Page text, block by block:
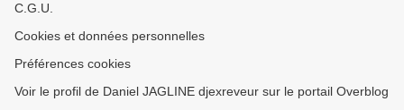
C.G.U.
Cookies et données personnelles
Préférences cookies
Voir le profil de Daniel JAGLINE djexreveur sur le portail Overblog